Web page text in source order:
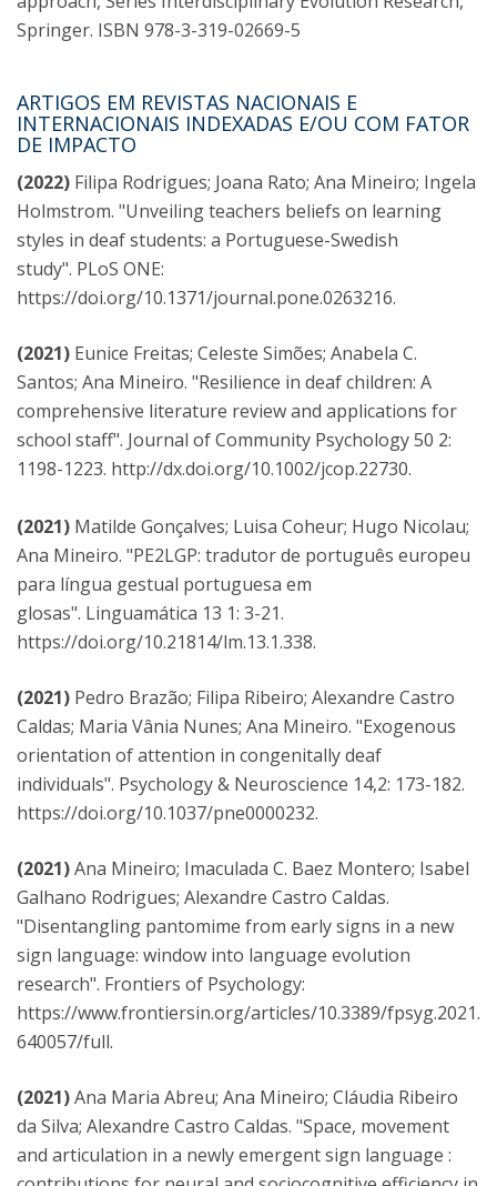
Springer. ISBN 978-3-319-02669-5
ARTIGOS EM REVISTAS NACIONAIS E
INTERNACIONAIS INDEXADAS E/OU COM FATOR
DE IMPACTO
(2022) Filipa Rodrigues; Joana Rato; Ana Mineiro; Ingela
Holmstrom. "Unveiling teachers beliefs on learning
styles in deaf students: a Portuguese-Swedish
study". PLoS ONE:
https://doi.org/10.1371/journal.pone.0263216.
(2021) Eunice Freitas; Celeste Simões; Anabela C.
Santos; Ana Mineiro. "Resilience in deaf children: A
comprehensive literature review and applications for
school staff". Journal of Community Psychology 50 2:
1198-1223. http://dx.doi.org/10.1002/jcop.22730.
(2021) Matilde Gonçalves; Luisa Coheur; Hugo Nicolau;
Ana Mineiro. "PE2LGP: tradutor de português europeu
para língua gestual portuguesa em
glosas". Linguamática 13 1: 3-21.
https://doi.org/10.21814/lm.13.1.338.
(2021) Pedro Brazão; Filipa Ribeiro; Alexandre Castro
Caldas; Maria Vânia Nunes; Ana Mineiro. "Exogenous
orientation of attention in congenitally deaf
individuals". Psychology & Neuroscience 14,2: 173-182.
https://doi.org/10.1037/pne0000232.
(2021)Ana Mineiro; Imaculada C. Baez Montero; Isabel
Galhano Rodrigues; Alexandre Castro Caldas.
"Disentangling pantomime from early signs in a new
sign language: window into language evolution
research". Frontiers of Psychology:
https://www.frontiersin.org/articles/10.3389/fpsyg.2021.
640057/full.
(2021)Ana Maria Abreu; Ana Mineiro; Cláudia Ribeiro
da Silva; Alexandre Castro Caldas. "Space, movement
and articulation in a newly emergent sign language :